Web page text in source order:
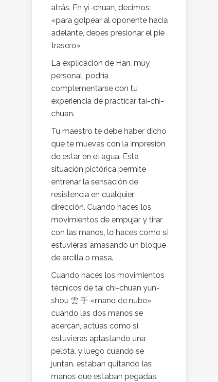
atrás. En yi-chuan, decimos:
«para golpear al oponente hacia
adelante, debes presionar el pie
trasero»
La explicación de Hàn, muy
personal, podría
complementarse con tu
experiencia de practicar tai-chi-
chuan.
Tu maestro te debe haber dicho
que te muevas con la impresión
de estar en el agua. Esta
situación pictórica permite
entrenar la sensación de
resistencia en cualquier
dirección. Cuando haces los
movimientos de empujar y tirar
con las manos, lo haces como si
estuvieras amasando un bloque
de arcilla o masa.
Cuando haces los movimientos
técnicos de tai chi-chuan yun-
shou 雲 手 «mano de nube»,
cuando las dos manos se
acercan, actúas como si
estuvieras aplastando una
pelota, y luego cuando se
juntan. estaban quitando las
manos que estaban pegadas.